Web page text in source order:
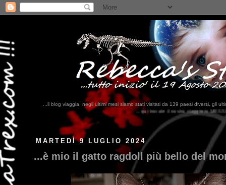
...il blog viaggia, negli ultimi mesi siamo stati visitati da 139 paesi diversi, gli
...qui trovate il nostro viaggio in MESSICO 2023...clikka qui !!!
MARTEDÌ 9 LUGLIO 2024
...è mio il gatto ragdoll più bello del